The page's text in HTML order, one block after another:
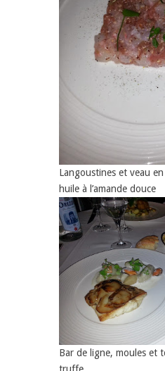
Langoustines et veau
huile à l’amande douce
Bar de ligne, moules et